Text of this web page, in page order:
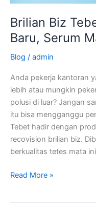
Brilian Biz
Baru, Serum
Blog / admin
Anda pekerja kantoran
lebih atau mungkin
polusi di luar? Jangan
itu bisa mengganggu
Tebet hadir dengan
recovision brilian biz.
berkualitas tetes mata
Recovision!
Read More »